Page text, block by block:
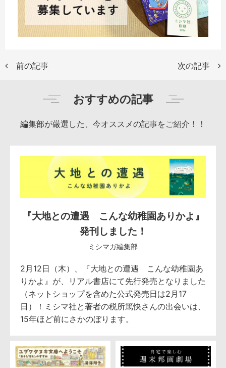
前の記事 次の記事
おすすめの記事
編集部が厳選した、今オススメの記事をご紹介！！
『大地との遭遇 こんな幼稚園ありかよ』
発刊しました！
ミシマガ編集部
2月12日（木）、『大地との遭遇 こんな幼稚園あ
りかよ』が、リアル書店にて先行発売となりました
（ネットショップを含めた公式発売日は2月17
日）！ミシマ社と著者の税所篤快さんの出会いは、
15年ほど前にさかのぼります。